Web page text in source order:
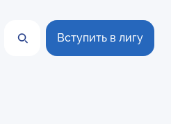
Вступить в лигу